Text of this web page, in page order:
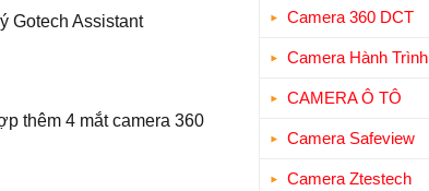
Camera 360 DCT
Camera Hành Trình
CAMERA Ô TÔ
Camera Safeview
Camera Ztestech
Gotech Assistant
thêm 4 mắt camera 360